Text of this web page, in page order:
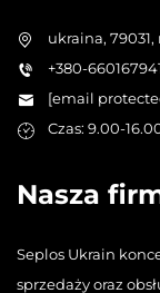
ukraina,
+380-
[email
Czas: 9.00-
Nasza
Seplos Ukrain
sprzedaży oraz